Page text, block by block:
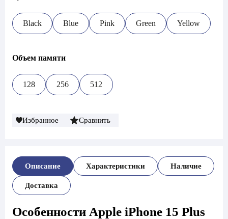
Black Blue Pink Green Yellow
Объем памяти
128 256 512
Избранное Сравнить
Описание Характеристики Наличие
Доставка
Особенности Apple iPhone 15 Plus